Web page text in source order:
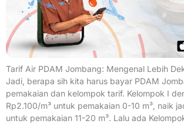
Tarif Air PDAM Jombang: Mengenal Lebih
Jadi, berapa sih kita harus bayar PDAM
pemakaian dan kelompok tarif. Kelompok I
Rp2.100/m³ untuk pemakaian 0-10 m³, naik
untuk pemakaian 11-20 m³. Lalu ada